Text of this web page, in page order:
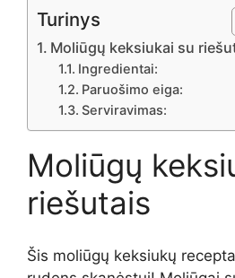
Turinys
Moliūgų keksiukai su
Ingredientai:
Paruošimo eiga:
Serviravimas:
Moliūgų
riešutais
Šis moliūgų keksiukų